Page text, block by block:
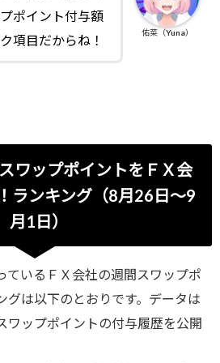
ポイント付与額
項目だからね！
佑菜（Yuna）
ワップポイントをＦＸ会
ランキング（8月26日～9
月1日）
ているＦＸ会社の週間スワップポ
グは以下のとおりです。データは
ワップポイントの付与履歴を公開